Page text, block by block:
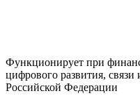
Функционирует при
цифрового развития,
Российской Федерации